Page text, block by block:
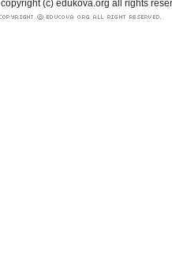
copyright (c) edukova.org all rights